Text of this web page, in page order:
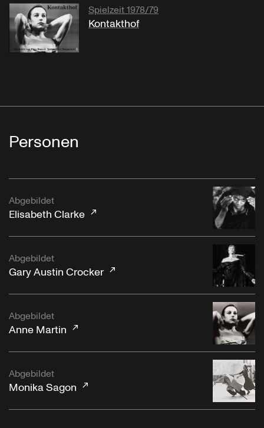
Spielzeit 1978/79
Kontakthof
Personen
Abgebildet
Elisabeth Clarke
Abgebildet
Gary Austin Crocker
Abgebildet
Anne Martin
Abgebildet
Monika Sagon